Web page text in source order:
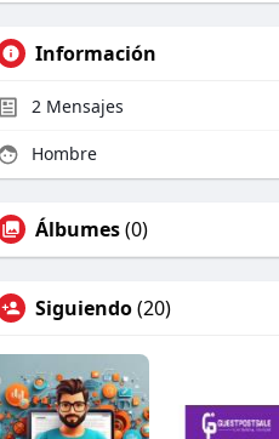
Información
2 Mensajes
Hombre
Álbumes(0)
Siguiendo(20)